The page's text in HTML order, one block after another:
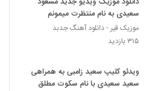
سعیدی به نام منتظرت میمونم
موزیک قیر - دانلود آهنگ جدبد
۳۱۵ بازدید
ویدئو کلیپ سعید زامبی به همراهی
سعید سعیدی با نام سکوت مطلق